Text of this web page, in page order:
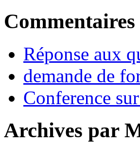
Commentaires
Réponse aux
demande de
Conference
Archives par